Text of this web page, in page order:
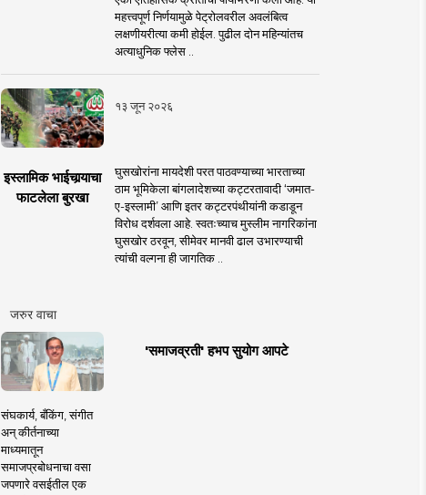
महत्त्वपूर्ण निर्णयामुळे पेट्रोलवरील अवलंबित्व
लक्षणीयरीत्या कमी होईल. पुढील दोन महिन्यांतच
अत्याधुनिक फ्लेस ..
१३ जून २०२६
इस्लामिक भाईचार्‍याचा
फाटलेला बुरखा
घुसखोरांना मायदेशी परत पाठवण्याच्या भारताच्या
ठाम भूमिकेला बांगलादेशच्या कट्टरतावादी ‘जमात-
ए-इस्लामी’ आणि इतर कट्टरपंथीयांनी कडाडून
विरोध दर्शवला आहे. स्वतःच्याच मुस्लीम नागरिकांना
घुसखोर ठरवून, सीमेवर मानवी ढाल उभारण्याची
त्यांची वल्गना ही जागतिक ..
जरुर वाचा
'समाजव्रती' हभप सुयोग आपटे
संघकार्य, बँकिंग, संगीत
अन् कीर्तनाच्या
माध्यमातून
समाजप्रबोधनाचा वसा
जपणारे वसईतील एक